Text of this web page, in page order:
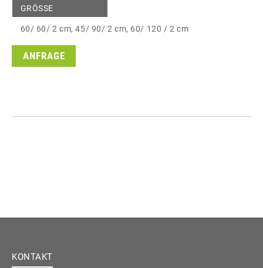
GRÖSSE
60/ 60/ 2 cm, 45/ 90/ 2 cm, 60/ 120 / 2 cm
ANFRAGE
KONTAKT